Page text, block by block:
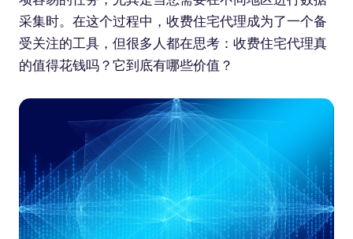
采集时。在这个过程中，收费住宅代理成为了一个备
受关注的工具，但很多人都在思考：收费住宅代理真
的值得花钱吗？它到底有哪些价值？